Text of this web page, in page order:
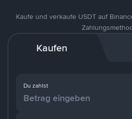
Kaufe und verkaufe USDT auf
Kaufen
Du zahlst